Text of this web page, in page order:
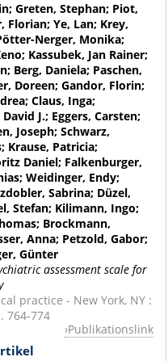
Greten, Stephan; Piot,
Florian; Ye, Lan; Krey,
Nerger, Monika;
Kassubek, Jan Rainer;
Berg, Daniela; Paschen,
Doreen; Gandor, Florin;
Claus, Inga;
J.; Eggers, Carsten;
Joseph; Schwarz,
Krause, Patricia;
Daniel; Falkenburger,
Weidinger, Endy;
Sabrina; Düzel,
Stefan; Kilimann, Ingo;
Brockmann,
Anna; Petzold, Gabor;
Günter
assessment scale for
practice - New York, NY :
764-774
Publikationslink